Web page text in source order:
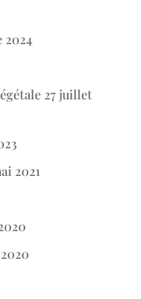
2024
27 juillet
2021